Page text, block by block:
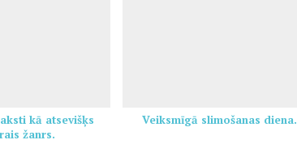
kā atsevišķs
žanrs.
Veiksmīgā slimošanas diena.